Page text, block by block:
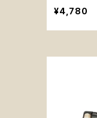
ー オレンジ
¥4,780